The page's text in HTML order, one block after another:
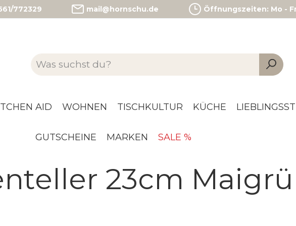
772329 mail@hornschu.de Öffnungszeiten: Mo - Fr
AID WOHNEN TISCHKULTUR KÜCHE
GUTSCHEINE MARKEN SALE %
23cm